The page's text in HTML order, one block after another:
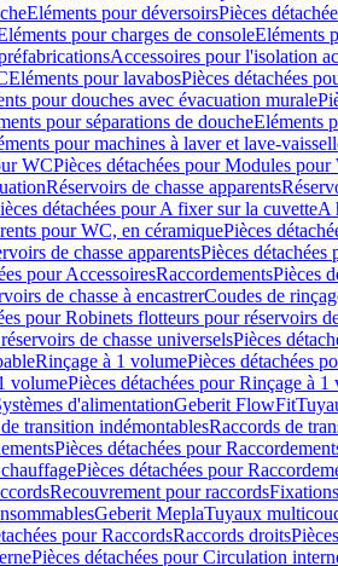
Eléments pour déversoirsPièces
pour charges de consoleEléments
Accessoires pour l'isolation
Eléments pour lavabosPièces détachées
pour douches avec évacuation murale
pour séparations de doucheEléments
pour machines à laver et lave-
WCPièces détachées pour Modules pour
Réservoirs de chasse apparents
détachées pour A fixer sur la cuvetteA
pour WC, en céramiquePièces
de chasse apparentsPièces détachées
pour AccessoiresRaccordementsPièces
de chasse à encastrerCoudes de
pour Robinets flotteurs pour réservoirs
de chasse universelsPièces
Rinçage à 1 volumePièces détachées
volumePièces détachées pour Rinçage à 1
d'alimentationGeberit FlowFit
transition indémontablesRaccords de
Pièces détachées pour
Pièces détachées pour
Recouvrement pour raccords
Geberit MeplaTuyaux
pour RaccordsRaccords droits
Pièces détachées pour Circulation